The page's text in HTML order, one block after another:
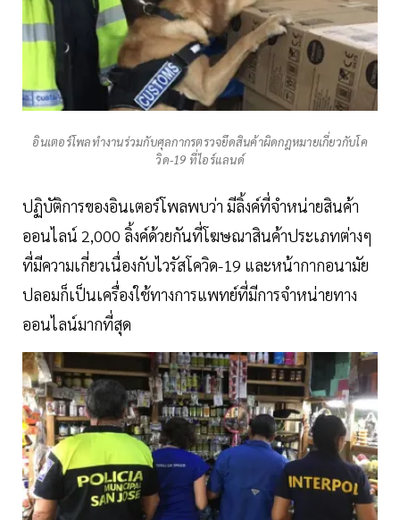
อินเตอร์โพลทำงานร่วมกับศุลกากรตรวจยึดสินค้าผิดกฎหมายเกี่ยวกับโค
วิด-19 ที่ไอร์แลนด์
ปฏิบัติการของอินเตอร์โพลพบว่า มีลิ้งค์ที่จำหน่ายสินค้า
ออนไลน์ 2,000 ลิ้งค์ด้วยกันที่โฆษณาสินค้าประเภทต่างๆ
ที่มีความเกี่ยวเนื่องกับไวรัสโควิด-19 และหน้ากากอนามัย
ปลอมก็เป็นเครื่องใช้ทางการแพทย์ที่มีการจำหน่ายทาง
ออนไลน์มากที่สุด